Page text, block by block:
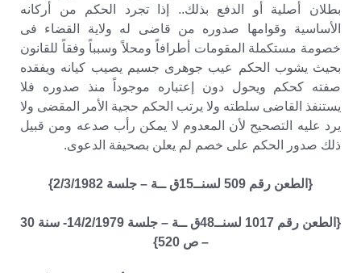
بطلان أصلية أو الدفع بذلك.. إذا تجرد الحكم من أركانه
الأساسية وقوامها صدوره من قاضى له ولاية القضاء فى
خصومة مستكملة المقومات أطرافاً ومحلاً وسبباً وفقاً للقانون
بحيث يشوب الحكم عيب جوهرى جسيم يصيب كيانه ويفقده
صفته كحكم ويحول دون إعتباره موجوداً منذ صدوره فلا
يستنفذ القاضى سلطته ولا يرتب الحكم حجية الأمر المقضى ولا
يرد عليه التصحيح لأن المعدوم لا يمكن رأب صدعه ومن قبيل
ذلك صدور الحكم على خصم لم يعلن بصحيفة الدعوى.
{الطعن رقم 509 لسنــ15ق ــة – جلسة 2/3/1982}
{الطعن رقم 1017 لسنــ48ق ــة – جلسة 14/2/1979- سنة 30
– ص 520}